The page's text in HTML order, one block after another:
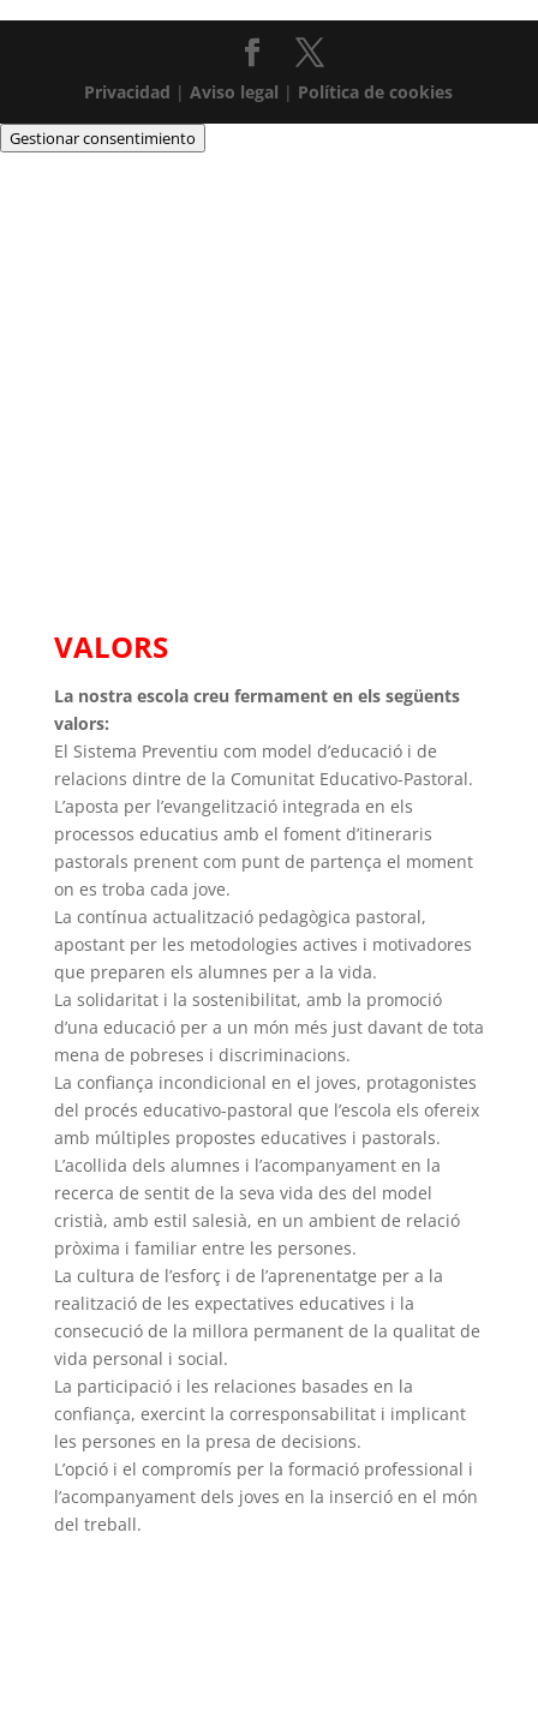
Privacidad |Aviso legal | Política de cookies
Gestionar consentimiento
VALORS
La nostra escola creu fermament en els següents
valors:
El Sistema Preventiu com model d’educació i de
relacions dintre de la Comunitat Educativo-Pastoral.
L’aposta per l’evangelització integrada en els
processos educatius amb el foment d’itineraris
pastorals prenent com punt de partença el moment
on es troba cada jove.
La contínua actualització pedagògica pastoral,
apostant per les metodologies actives i motivadores
que preparen els alumnes per a la vida.
La solidaritat i la sostenibilitat, amb la promoció
d’una educació per a un món més just davant de tota
mena de pobreses i discriminacions.
La confiança incondicional en el joves, protagonistes
del procés educativo-pastoral que l’escola els ofereix
amb múltiples propostes educatives i pastorals.
L’acollida dels alumnes i l’acompanyament en la
recerca de sentit de la seva vida des del model
cristià, amb estil salesià, en un ambient de relació
pròxima i familiar entre les persones.
La cultura de l’esforç i de l’aprenentatge per a la
realització de les expectatives educatives i la
consecució de la millora permanent de la qualitat de
vida personal i social.
La participació i les relaciones basades en la
confiança, exercint la corresponsabilitat i implicant
les persones en la presa de decisions.
L’opció i el compromís per la formació professional i
l’acompanyament dels joves en la inserció en el món
del treball.